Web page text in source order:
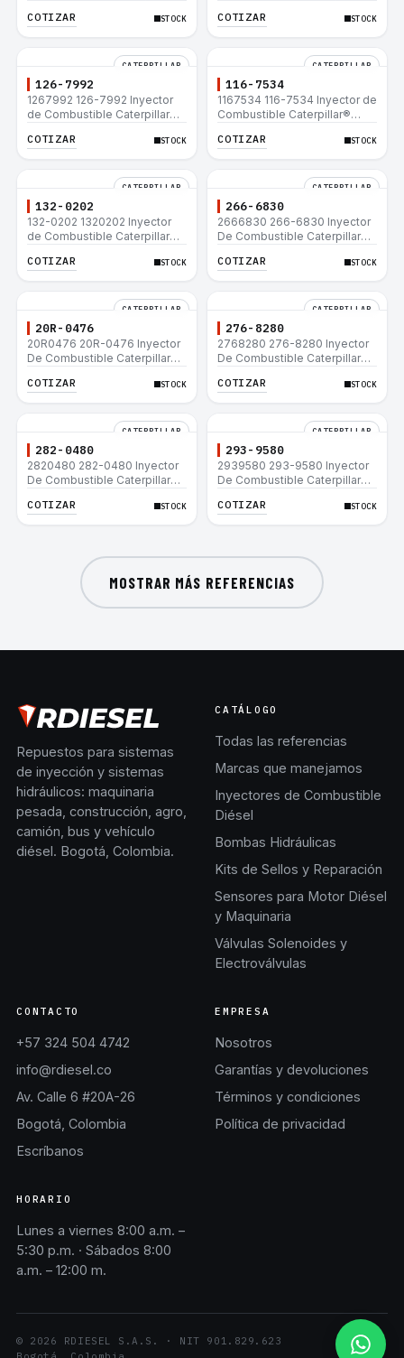
3516C 854G 992G
COTIZAR STOCK
3516C 854G 992G
COTIZAR STOCK
CATERPILLAR
126-7992
1267992 126-7992 Inyector
de Combustible Caterpillar®
3516C 854G 992G
COTIZAR STOCK
CATERPILLAR
116-7534
1167534 116-7534 Inyector de
Combustible Caterpillar®
3516C 854G 992G
COTIZAR STOCK
CATERPILLAR
132-0202
132-0202 1320202 Inyector
de Combustible Caterpillar®
3516C 854G 992G
COTIZAR STOCK
CATERPILLAR
266-6830
2666830 266-6830 Inyector
De Combustible Caterpillar®
COTIZAR STOCK
CATERPILLAR
20R-0476
20R0476 20R-0476 Inyector
De Combustible Caterpillar®
COTIZAR STOCK
CATERPILLAR
276-8280
2768280 276-8280 Inyector
De Combustible Caterpillar®
COTIZAR STOCK
CATERPILLAR
282-0480
2820480 282-0480 Inyector
De Combustible Caterpillar®
COTIZAR STOCK
CATERPILLAR
293-9580
2939580 293-9580 Inyector
De Combustible Caterpillar®
COTIZAR STOCK
MOSTRAR MÁS REFERENCIAS
Repuestos para sistemas
de inyección y sistemas
hidráulicos: maquinaria
pesada, construcción, agro,
camión, bus y vehículo
diésel. Bogotá, Colombia.
CATÁLOGO
Todas las referencias
Marcas que manejamos
Inyectores de Combustible
Diésel
Bombas Hidráulicas
Kits de Sellos y Reparación
Sensores para Motor Diésel
y Maquinaria
Válvulas Solenoides y
Electroválvulas
CONTACTO
+57 324 504 4742
info@rdiesel.co
Av. Calle 6 #20A-26
Bogotá, Colombia
Escríbanos
EMPRESA
Nosotros
Garantías y devoluciones
Términos y condiciones
Política de privacidad
HORARIO
Lunes a viernes 8:00 a.m. –
5:30 p.m. · Sábados 8:00
a.m. – 12:00 m.
© 2026 RDIESEL S.A.S. · NIT 901.829.623